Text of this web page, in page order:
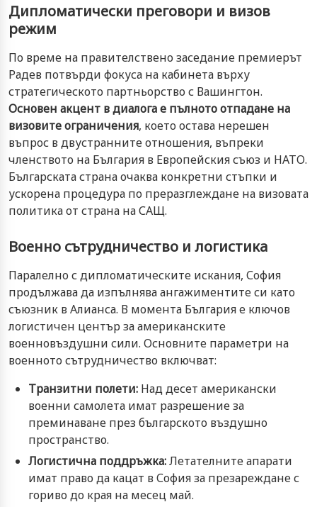
Дипломатически преговори и визов
режим
По време на правителствено заседание премиерът
Радев потвърди фокуса на кабинета върху
стратегическото партньорство с Вашингтон.
Основен акцент в диалога е пълното отпадане на
визовите ограничения, което остава нерешен
въпрос в двустранните отношения, въпреки
членството на България в Европейския съюз и НАТО.
Българската страна очаква конкретни стъпки и
ускорена процедура по преразглеждане на визовата
политика от страна на САЩ.
Военно сътрудничество и логистика
Паралелно с дипломатическите искания, София
продължава да изпълнява ангажиментите си като
съюзник в Алианса. В момента България е ключов
логистичен център за американските
военновъздушни сили. Основните параметри на
военното сътрудничество включват:
Транзитни полети: Над десет американски
военни самолета имат разрешение за
преминаване през българското въздушно
пространство.
Логистична поддръжка:Летателните апарати
имат право да кацат в София за презареждане с
гориво до края на месец май.